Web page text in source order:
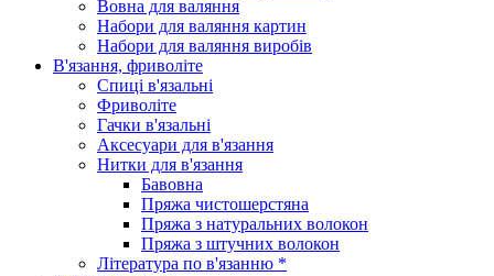
Вовна для валяння
Набори для валяння картин
Набори для валяння виробів
В'язання, фриволіте
Спиці в'язальні
Фриволіте
Гачки в'язальні
Аксесуари для в'язання
Нитки для в'язання
Бавовна
Пряжа чистошерстяна
Пряжа з натуральних волокон
Пряжа з штучних волокон
Література по в'язанню *